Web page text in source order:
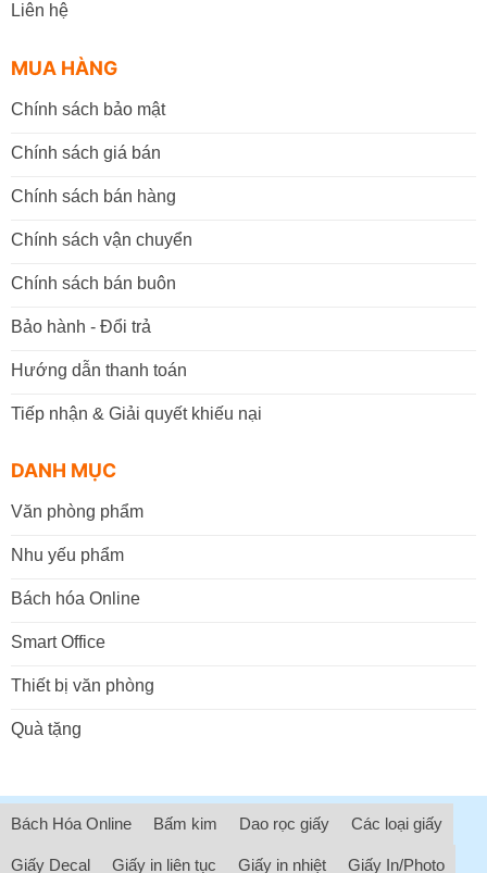
Liên hệ
MUA HÀNG
Chính sách bảo mật
Chính sách giá bán
Chính sách bán hàng
Chính sách vận chuyển
Chính sách bán buôn
Bảo hành - Đổi trả
Hướng dẫn thanh toán
Tiếp nhận & Giải quyết khiếu nại
DANH MỤC
Văn phòng phẩm
Nhu yếu phẩm
Bách hóa Online
Smart Office
Thiết bị văn phòng
Quà tặng
Bách Hóa Online Bấm kim Dao rọc giấy Các loại giấy
Giấy Decal Giấy in liên tục Giấy in nhiệt Giấy In/Photo